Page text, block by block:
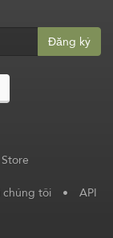
Đăng ký
tôi • API